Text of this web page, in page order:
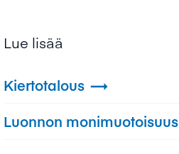
Lue lisää
Kiertotalous 
Luonnon monimuotoisuus